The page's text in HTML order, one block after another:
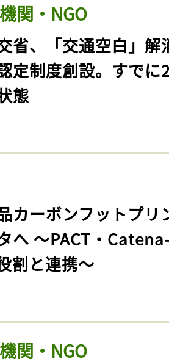
関・NGO
省、「交通空白」解
定制度創設。すでに
態
カーボンフットプリ
へ 〜PACT・
割と連携〜
関・NGO